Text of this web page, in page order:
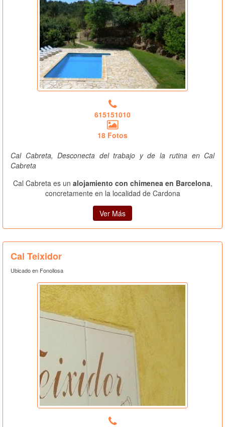
615151010
18 Fotos
Cal Cabreta, Desconecta del trabajo y de la rutina en Cal
Cabreta
Cal Cabreta es un alojamiento con chimenea en Barcelona,
concretamente en la localidad de Cardona
Ver Más
Cal Teixidor
Ubicado en Fonollosa